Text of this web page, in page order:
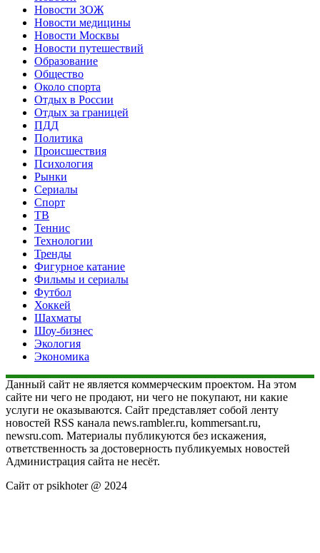
Новости ЗОЖ
Новости медицины
Новости Москвы
Новости путешествий
Образование
Общество
Около спорта
Отдых в России
Отдых за границей
ПДД
Политика
Происшествия
Психология
Рынки
Сериалы
Спорт
ТВ
Теннис
Технологии
Тренды
Фигурное катание
Фильмы и сериалы
Футбол
Хоккей
Шахматы
Шоу-бизнес
Экология
Экономика
Данный сайт не является коммерческим проектом. На этом
сайте ни чего не продают, ни чего не покупают, ни какие
услуги не оказываются. Сайт представляет собой ленту
новостей RSS канала news.rambler.ru, kommersant.ru,
newsru.com. Материалы публикуются без искажения,
ответственность за достоверность публикуемых новостей
Администрация сайта не несёт.
Сайт от psikhoter @ 2024